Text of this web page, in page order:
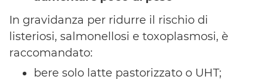
In gravidanza per ridurre il rischio di
listeriosi, salmonellosi e toxoplasmosi, è
raccomandato:
bere solo latte pastorizzato o UHT;